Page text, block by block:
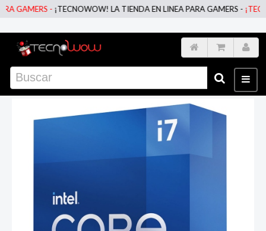
GAMERS -¡TECNOWOW! LA TIENDA EN LINEA PARA GAMERS -